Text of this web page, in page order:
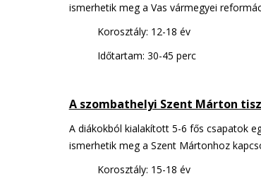
ismerhetik meg a Vas vármegyei
Korosztály: 12-18 év
Időtartam: 30-45 perc
A szombathelyi Szent Márton
A diákokból kialakított 5-6 fős csapatok
ismerhetik meg a Szent Mártonhoz
Korosztály: 15-18 év